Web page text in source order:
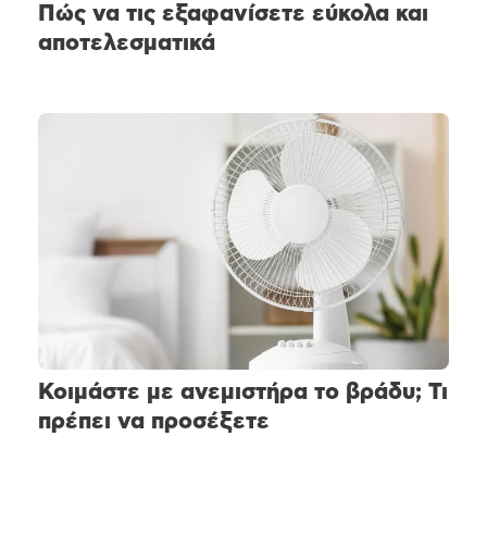
Πώς να τις εξαφανίσετε εύκολα και
αποτελεσματικά
Κοιμάστε με ανεμιστήρα το βράδυ; Τι
πρέπει να προσέξετε